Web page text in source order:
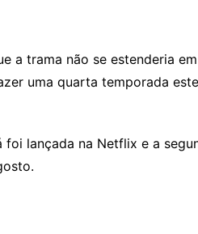
a trama não se estenderia
uma quarta temporada
lançada na Netflix e a